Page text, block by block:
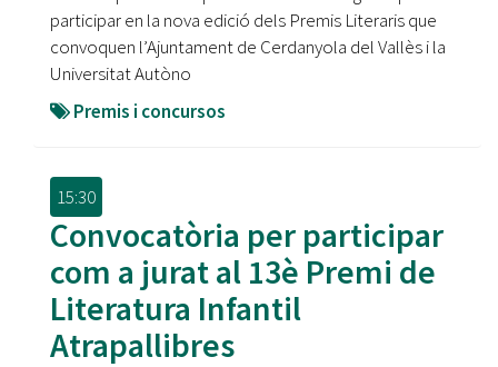
participar en la nova edició dels Premis Literaris que
convoquen l’Ajuntament de Cerdanyola del Vallès i la
Universitat Autòno
Premis i concursos
15:30
Convocatòria per participar
com a jurat al 13è Premi de
Literatura Infantil
Atrapallibres